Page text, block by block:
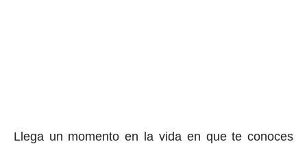
Llega un momento en la vida en que te conoces